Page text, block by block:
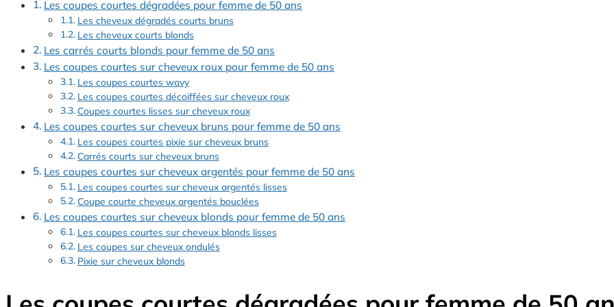
Les coupes courtes dégradées pour femme de 50 ans
Les cheveux dégradés courts bruns
Les cheveux courts blonds
Les carrés courts blonds pour femme de 50 ans
Les coupes courtes sur cheveux roux pour femme de 50 ans
Les coupes courtes wavy
Les coupes courtes décoiffées sur cheveux roux
Coupes courtes lisses sur cheveux roux
Les coupes courtes sur cheveux bruns pour femme de 50 ans
Les coupes courtes pixie sur cheveux bruns
Carrés courts sur cheveux bruns
Les coupes courtes sur cheveux argentés pour femme de 50 ans
Les coupes courtes sur cheveux argentés lisses
Coupe courte cheveux argentés bouclées
Les coupes courtes sur cheveux blonds pour femme de 50 ans
Les coupes courtes sur cheveux blonds lisses
Les coupes sur cheveux ondulés
Pixie sur cheveux blonds